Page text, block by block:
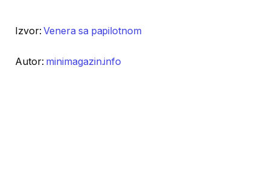
Izvor:Venera sa papilotnom
Autor: minimagazin.info